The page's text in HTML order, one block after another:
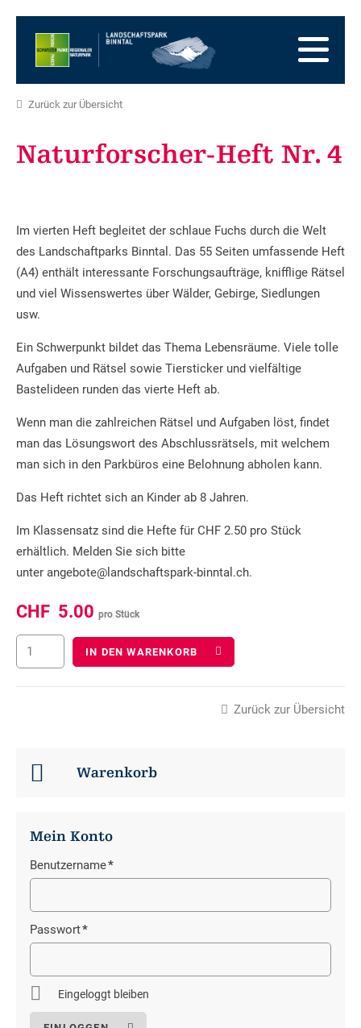
Startseite
Hauptnavigation
Zurück zur Übersicht
Naturforscher-Heft Nr. 4
Im vierten Heft begleitet der schlaue Fuchs durch die Welt
des Landschaftparks Binntal. Das 55 Seiten umfassende Heft
(A4) enthält interessante Forschungsaufträge, knifflige Rätsel
und viel Wissenswertes über Wälder, Gebirge, Siedlungen
usw.
Ein Schwerpunkt bildet das Thema Lebensräume. Viele tolle
Aufgaben und Rätsel sowie Tiersticker und vielfältige
Bastelideen runden das vierte Heft ab.
Wenn man die zahlreichen Rätsel und Aufgaben löst, findet
man das Lösungswort des Abschlussrätsels, mit welchem
man sich in den Parkbüros eine Belohnung abholen kann.
Das Heft richtet sich an Kinder ab 8 Jahren.
Im Klassensatz sind die Hefte für CHF 2.50 pro Stück
erhältlich. Melden Sie sich bitte
unter angebote@landschaftspark-binntal.ch.
CHF 5.00 pro Stück
IN DEN WARENKORB
Zurück zur Übersicht
Warenkorb
Mein Konto
Benutzername*
Pflichtfeld
Passwort*
Pflichtfeld
Eingeloggt bleiben